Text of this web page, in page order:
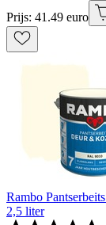
Prijs: 41.49 euro
Rambo
2,5 liter